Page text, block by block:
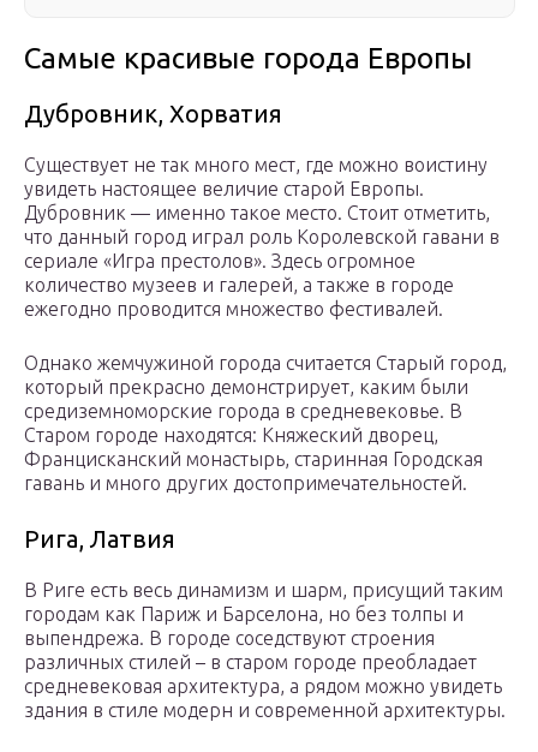
Самые красивые города Европы
Дубровник, Хорватия
Существует не так много мест, где можно воистину
увидеть настоящее величие старой Европы.
Дубровник — именно такое место. Стоит отметить,
что данный город играл роль Королевской гавани в
сериале «Игра престолов». Здесь огромное
количество музеев и галерей, а также в городе
ежегодно проводится множество фестивалей.
Однако жемчужиной города считается Старый город,
который прекрасно демонстрирует, каким были
средиземноморские города в средневековье. В
Старом городе находятся: Княжеский дворец,
Францисканский монастырь, старинная Городская
гавань и много других достопримечательностей.
Рига, Латвия
В Риге есть весь динамизм и шарм, присущий таким
городам как Париж и Барселона, но без толпы и
выпендрежа. В городе соседствуют строения
различных стилей – в старом городе преобладает
средневековая архитектура, а рядом можно увидеть
здания в стиле модерн и современной архитектуры.